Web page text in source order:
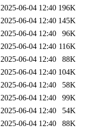
2025-06-04 12:40 196K
2025-06-04 12:40 145K
2025-06-04 12:40
96K
2025-06-04 12:40 116K
2025-06-04 12:40
88K
2025-06-04 12:40 104K
2025-06-04 12:40
58K
2025-06-04 12:40
99K
2025-06-04 12:40
54K
2025-06-04 12:40
88K